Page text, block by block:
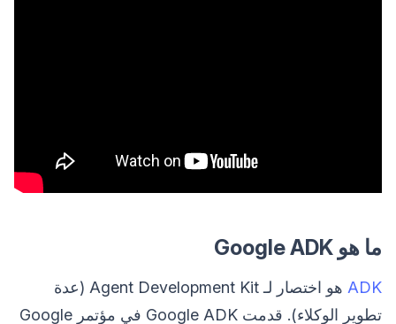
ما هو Google ADK
ADK
هو اختصار لـ Agent Development Kit (عدة
تطوير الوكلاء). قدمت Google ADK في مؤتمر Google